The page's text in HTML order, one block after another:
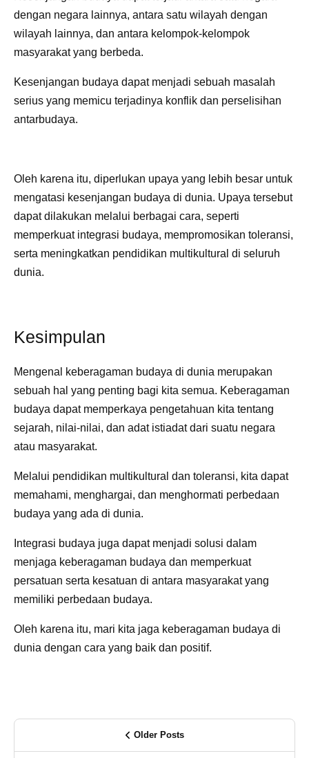
dengan negara lainnya, antara satu wilayah dengan
wilayah lainnya, dan antara kelompok-kelompok
masyarakat yang berbeda.
Kesenjangan budaya dapat menjadi sebuah masalah
serius yang memicu terjadinya konflik dan perselisihan
antarbudaya.
Oleh karena itu, diperlukan upaya yang lebih besar untuk
mengatasi kesenjangan budaya di dunia. Upaya tersebut
dapat dilakukan melalui berbagai cara, seperti
memperkuat integrasi budaya, mempromosikan toleransi,
serta meningkatkan pendidikan multikultural di seluruh
dunia.
Kesimpulan
Mengenal keberagaman budaya di dunia merupakan
sebuah hal yang penting bagi kita semua. Keberagaman
budaya dapat memperkaya pengetahuan kita tentang
sejarah, nilai-nilai, dan adat istiadat dari suatu negara
atau masyarakat.
Melalui pendidikan multikultural dan toleransi, kita dapat
memahami, menghargai, dan menghormati perbedaan
budaya yang ada di dunia.
Integrasi budaya juga dapat menjadi solusi dalam
menjaga keberagaman budaya dan memperkuat
persatuan serta kesatuan di antara masyarakat yang
memiliki perbedaan budaya.
Oleh karena itu, mari kita jaga keberagaman budaya di
dunia dengan cara yang baik dan positif.
Older Posts